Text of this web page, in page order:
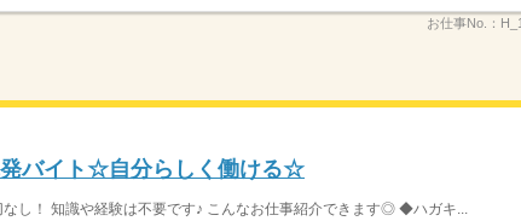
お仕事No.：
バイト☆自分らしく働ける☆
なし！ 知識や経験は不要です♪ こんなお仕事紹介できます◎ ◆ハガキ...